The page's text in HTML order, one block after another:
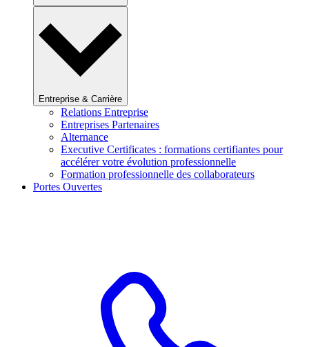
Entreprise & Carrière
Relations Entreprise
Entreprises Partenaires
Alternance
Executive Certificates : formations certifiantes pour
accélérer votre évolution professionnelle
Formation professionnelle des collaborateurs
Portes Ouvertes